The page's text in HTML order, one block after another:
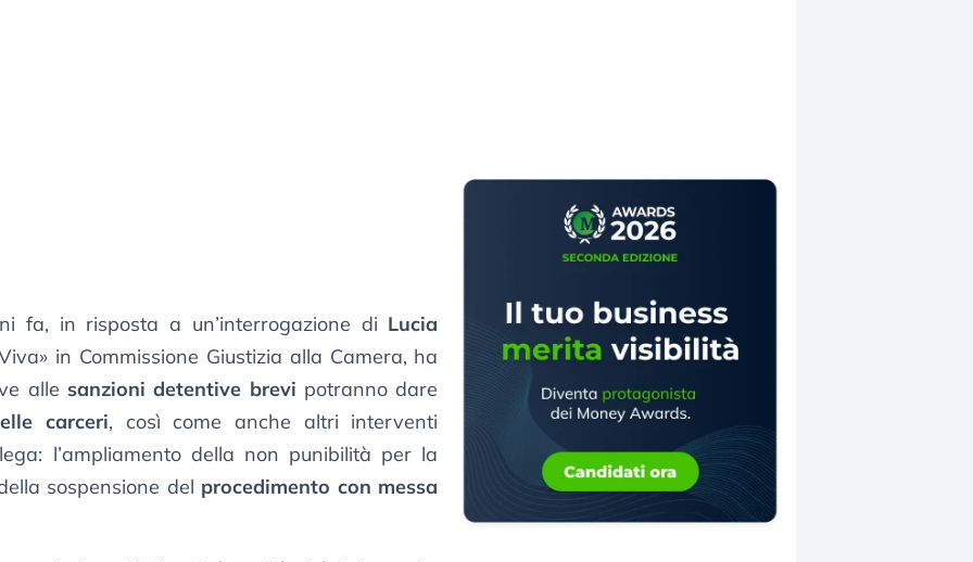
fa, in risposta a un’interrogazione di Lucia
in Commissione Giustizia alla Camera, ha
alle sanzioni detentive brevi potranno dare
carceri, così come anche altri interventi
l’ampliamento della non punibilità per la
sospensione del procedimento con messa